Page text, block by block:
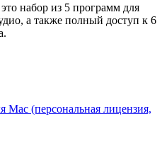
набор из 5 программ для
а также полный доступ к 6
Mac (персональная лицензия,